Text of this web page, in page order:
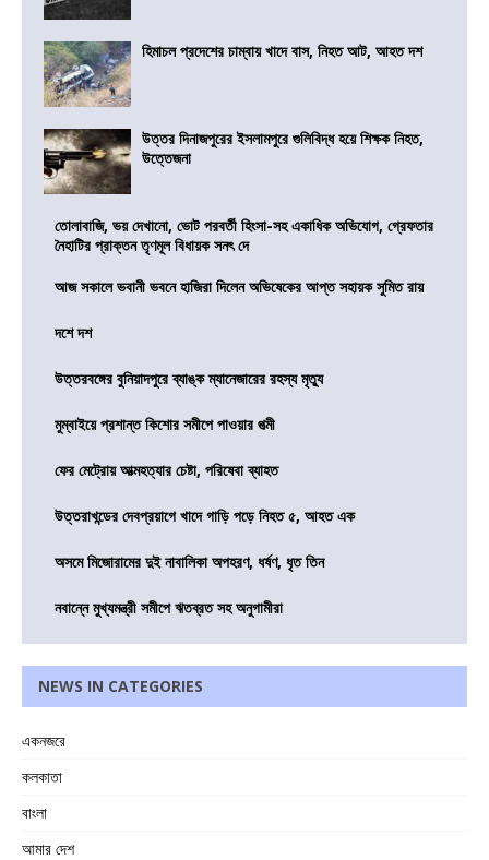
হিমাচল প্রদেশের চাম্বায় খাদে বাস, নিহত আট, আহত দশ
উত্তর দিনাজপুরের ইসলামপুরে গুলিবিদ্ধ হয়ে শিক্ষক নিহত,
উত্তেজনা
তোলাবাজি, ভয় দেখানো, ভোট পরবর্তী হিংসা-সহ একাধিক অভিযোগ, গ্রেফতার
নৈহাটির প্রাক্তন তৃণমূল বিধায়ক সনৎ দে
আজ সকালে ভবানী ভবনে হাজিরা দিলেন অভিষেকের আপ্ত সহায়ক সুমিত রায়
দশে দশ
উত্তরবঙ্গের বুনিয়াদপুরে ব্যাঙ্ক ম্যানেজারের রহস্য মৃত্যু
মুম্বাইয়ে প্রশান্ত কিশোর সমীপে পাওয়ার পত্মী
ফের মেট্রোয় আত্মহত্যার চেষ্টা, পরিষেবা ব্যাহত
উত্তরাখন্ডের দেবপ্রয়াগে খাদে গাড়ি পড়ে নিহত ৫, আহত এক
অসমে মিজোরামের দুই নাবালিকা অপহরণ, ধর্ষণ, ধৃত তিন
নবান্নে মুখ্যমন্ত্রী সমীপে ঋতব্রত সহ অনুগামীরা
NEWS IN CATEGORIES
একনজরে
কলকাতা
বাংলা
আমার দেশ